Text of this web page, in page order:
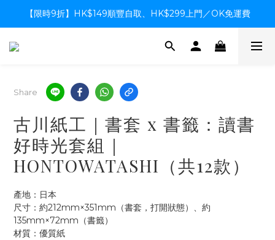
【限時9折】HK$149順豐自取、HK$299上門／OK免運費
【限時9折】HK$149順豐自取、HK$299上門／OK免運費
支付系統升級中，暫停信用卡支付至8月中，造成不便感謝諒解
Share
古川紙工｜書套 x 書籤：讀書
好時光套組｜
HONTOWATASHI（共12款）
產地：日本
尺寸：約212mm×351mm（書套，打開狀態）、約
135mm×72mm（書籤）
材質：優質紙